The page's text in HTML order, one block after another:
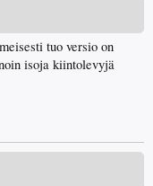
tuo versio on
isoja kiintolevyjä